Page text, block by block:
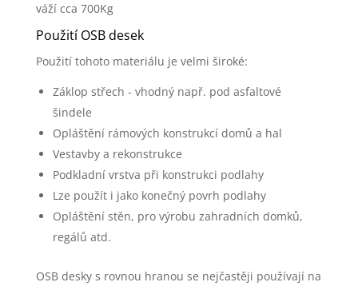
váží cca 700Kg
Použití OSB desek
Použití tohoto materiálu je velmi široké:
Záklop střech - vhodný např. pod asfaltové
šindele
Opláštění rámových konstrukcí domů a hal
Vestavby a rekonstrukce
Podkladní vrstva při konstrukci podlahy
Lze použít i jako konečný povrh podlahy
Opláštění stěn, pro výrobu zahradních domků,
regálů atd.
OSB desky s rovnou hranou se nejčastěji používají na